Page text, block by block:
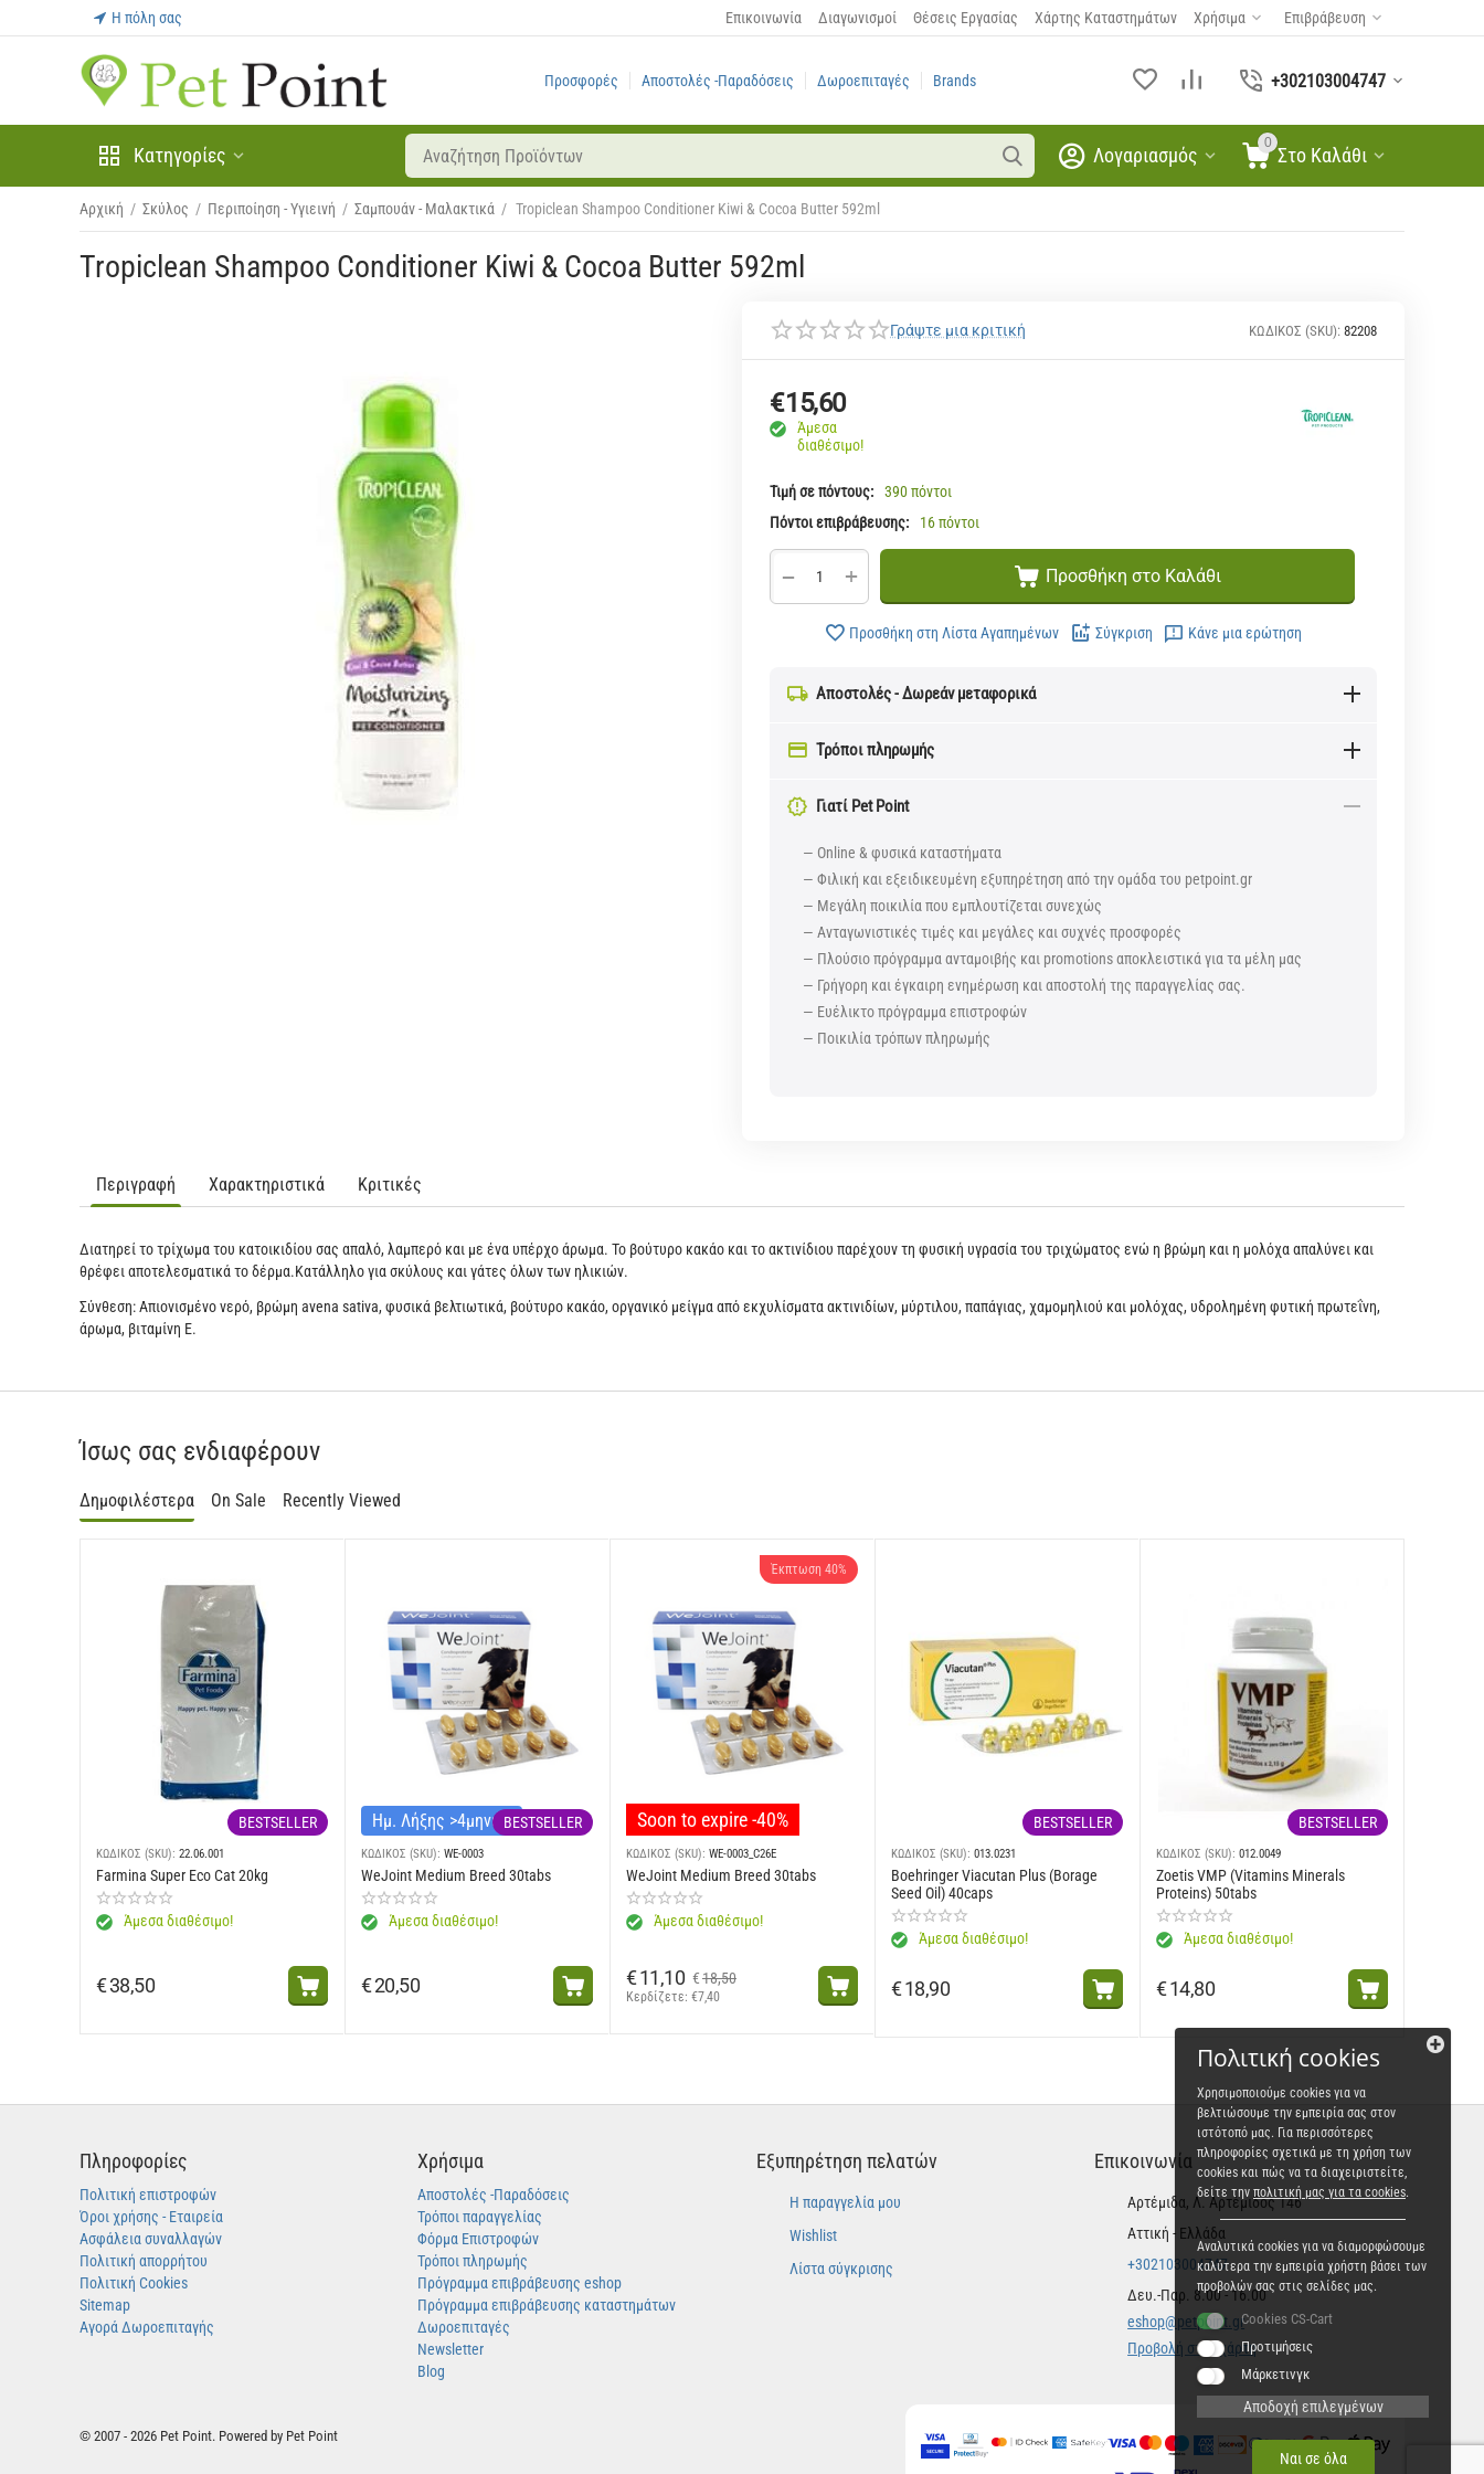
Η πόλη σας Επικοινωνία Διαγωνισμοί Θέσεις Εργασίας Χάρτης Καταστημάτων Χρήσιμα Επιβράβευση
Προσφορές Αποστολές -Παραδόσεις Δωροεπιταγές Brands +302103004747
Κατηγορίες
0
Στο Καλάθι
Λογαριασμός
Αρχική / Σκύλος / Περιποίηση - Υγιεινή / Σαμπουάν - Μαλακτικά / Tropiclean Shampoo Conditioner Kiwi & Cocoa Butter 592ml
Tropiclean Shampoo Conditioner Kiwi & Cocoa Butter 592ml
Γράψτε μια κριτική ΚΩΔΙΚΟΣ (SKU): 82208
€15,60
Άμεσα
διαθέσιμο!
Τιμή σε πόντους:
390 πόντοι
Πόντοι επιβράβευσης:
16 πόντοι
+
− Προσθήκη στο Καλάθι
Προσθήκη στη Λίστα Αγαπημένων Σύγκριση Κάνε μια ερώτηση
Αποστολές - Δωρεάν μεταφορικά
Τρόποι πληρωμής
Γιατί Pet Point
— Online & φυσικά καταστήματα
— Φιλική και εξειδικευμένη εξυπηρέτηση από την ομάδα του petpoint.gr
— Μεγάλη ποικιλία που εμπλουτίζεται συνεχώς
— Ανταγωνιστικές τιμές και μεγάλες και συχνές προσφορές
— Πλούσιο πρόγραμμα ανταμοιβής και promotions αποκλειστικά για τα μέλη μας
— Γρήγορη και έγκαιρη ενημέρωση και αποστολή της παραγγελίας σας.
— Ευέλικτο πρόγραμμα επιστροφών
— Ποικιλία τρόπων πληρωμής
Περιγραφή Χαρακτηριστικά Κριτικές
Διατηρεί το τρίχωμα του κατοικιδίου σας απαλό, λαμπερό και με ένα υπέρχο άρωμα. Το βούτυρο κακάο και το ακτινίδιου παρέχουν τη φυσική υγρασία του τριχώματος ενώ η βρώμη και η μολόχα απαλύνει και
θρέφει αποτελεσματικά το δέρμα.Κατάλληλο για σκύλους και γάτες όλων των ηλικιών.
Σύνθεση: Απιονισμένο νερό, βρώμη avena sativa, φυσικά βελτιωτικά, βούτυρο κακάο, οργανικό μείγμα από εκχυλίσματα ακτινιδίων, μύρτιλου, παπάγιας, χαμομηλιού και μολόχας, υδρολημένη φυτική πρωτεΐνη,
άρωμα, βιταμίνη Ε.
Ίσως σας ενδιαφέρουν
Δημοφιλέστερα On Sale Recently Viewed
BESTSELLER
ΚΩΔΙΚΟΣ (SKU): 22.06.001
Farmina Super Eco Cat 20kg
Άμεσα διαθέσιμο!
€38,50
Ημ. Λήξης >4μηνώνBESTSELLER
ΚΩΔΙΚΟΣ (SKU): WE-0003
WeJoint Medium Breed 30tabs
Άμεσα διαθέσιμο!
€20,50
Έκπτωση 40%
Soon to expire -40%
ΚΩΔΙΚΟΣ (SKU): WE-0003_C26E
WeJoint Medium Breed 30tabs
Άμεσα διαθέσιμο!
€ 18,50
€11,10
Κερδίζετε: €7,40
BESTSELLER
ΚΩΔΙΚΟΣ (SKU): 013.0231
Boehringer Viacutan Plus (Borage
Seed Oil) 40caps
Άμεσα διαθέσιμο!
€18,90
BESTSELLER
ΚΩΔΙΚΟΣ (SKU): 012.0049
Zoetis VMP (Vitamins Minerals
Proteins) 50tabs
Άμεσα διαθέσιμο!
€14,80
Πληροφορίες
Πολιτική επιστροφών
Όροι χρήσης - Εταιρεία
Ασφάλεια συναλλαγών
Πολιτική απορρήτου
Πολιτική Cookies
Sitemap
Αγορά Δωροεπιταγής
Χρήσιμα
Αποστολές -Παραδόσεις
Τρόποι παραγγελίας
Φόρμα Επιστροφών
Τρόποι πληρωμής
Πρόγραμμα επιβράβευσης eshop
Πρόγραμμα επιβράβευσης καταστημάτων
Δωροεπιταγές
Newsletter
Blog
Εξυπηρέτηση πελατών
Η παραγγελία μου
Wishlist
Λίστα σύγκρισης
Επικοινωνία
Αρτέμιδα, Λ. Αρτέμιδος 146
Αττική - Ελλάδα
+302103004747
Δευ.-Παρ. 8.00 - 16.00
eshop@petpoint.gr
Προβολή στον χάρτη
© 2007 - 2026 Pet Point. Powered by Pet Point
Πολιτική cookies
Χρησιμοποιούμε cookies για να
βελτιώσουμε την εμπειρία σας στον
ιστότοπό μας. Για περισσότερες
πληροφορίες σχετικά με τη χρήση των
cookies και πώς να τα διαχειριστείτε,
δείτε την πολιτική μας για τα cookies.
Αναλυτικά cookies για να διαμορφώσουμε
καλύτερα την εμπειρία χρήστη βάσει των
προβολών σας στις σελίδες μας.
Cookies CS-Cart
Προτιμήσεις
Μάρκετινγκ
Αποδοχή επιλεγμένων
Ναι σε όλα